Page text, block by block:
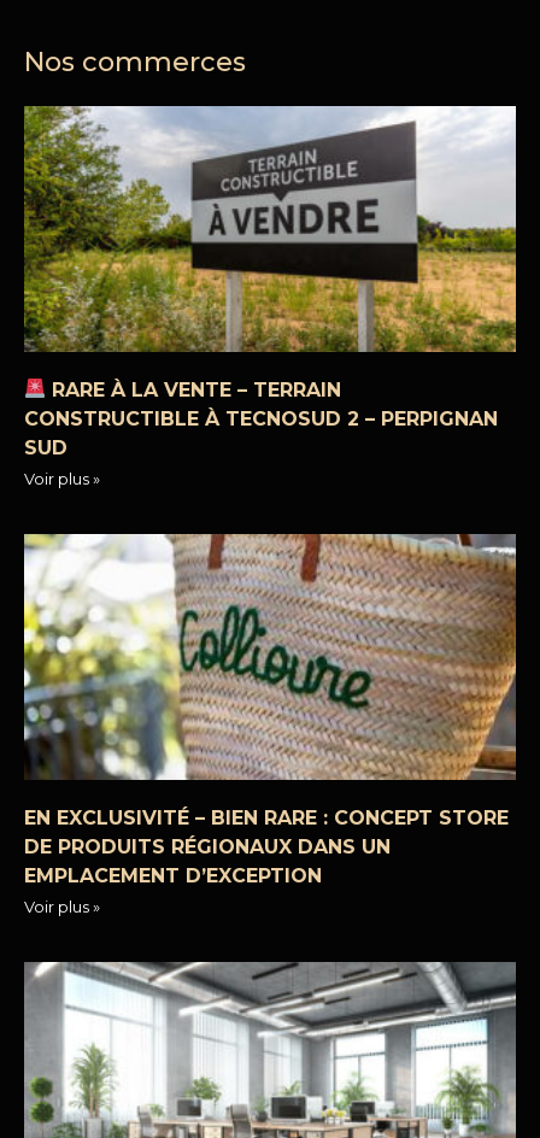
Nos commerces
RARE À LA VENTE – TERRAIN
CONSTRUCTIBLE À TECNOSUD 2 – PERPIGNAN
SUD
Voir plus »
EN EXCLUSIVITÉ – BIEN RARE : CONCEPT STORE
DE PRODUITS RÉGIONAUX DANS UN
EMPLACEMENT D’EXCEPTION
Voir plus »